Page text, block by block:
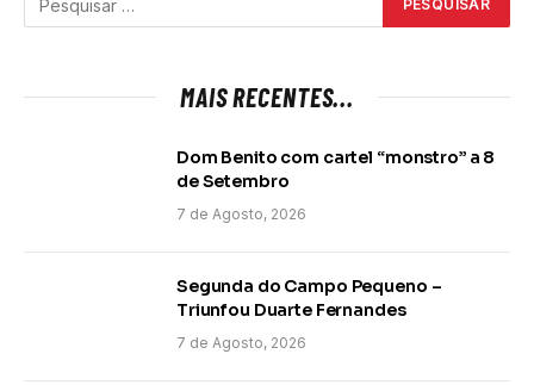
MAIS RECENTES...
Dom Benito com cartel “monstro” a 8
de Setembro
7 de Agosto, 2026
Segunda do Campo Pequeno –
Triunfou Duarte Fernandes
7 de Agosto, 2026